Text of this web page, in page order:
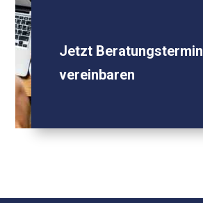
Jetzt Beratungstermin
vereinbaren